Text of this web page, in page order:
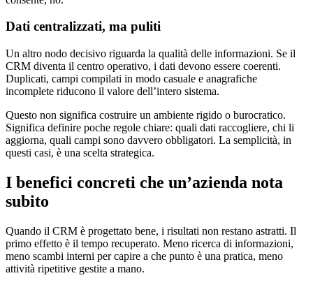
Dati centralizzati, ma puliti
Un altro nodo decisivo riguarda la qualità delle informazioni. Se il
CRM diventa il centro operativo, i dati devono essere coerenti.
Duplicati, campi compilati in modo casuale e anagrafiche
incomplete riducono il valore dell’intero sistema.
Questo non significa costruire un ambiente rigido o burocratico.
Significa definire poche regole chiare: quali dati raccogliere, chi li
aggiorna, quali campi sono davvero obbligatori. La semplicità, in
questi casi, è una scelta strategica.
I benefici concreti che un’azienda nota
subito
Quando il CRM è progettato bene, i risultati non restano astratti. Il
primo effetto è il tempo recuperato. Meno ricerca di informazioni,
meno scambi interni per capire a che punto è una pratica, meno
attività ripetitive gestite a mano.